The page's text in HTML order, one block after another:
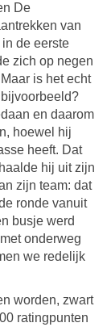
De
van
de eerste
zich op negen
is het echt
en daarom
hoewel hij
heeft. Dat
hij uit zijn
zijn team: dat
ronde vanuit
busje werd
onderweg
we redelijk
worden, zwart
ratingpunten